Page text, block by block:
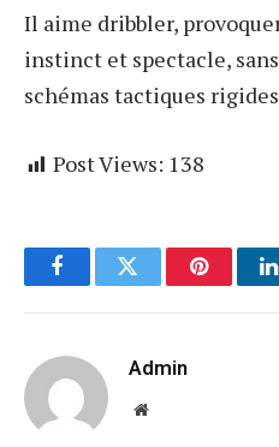
Il aime dribbler,
instinct et spectacle,
schémas tactiques
Post Views: 138
FacebookTwitter Pinterest
Admin
Website